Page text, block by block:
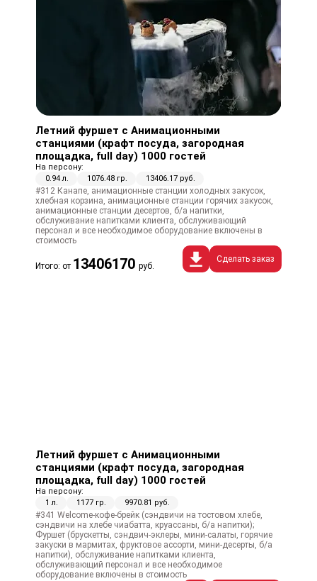
Летний фуршет с Анимационными
станциями (крафт посуда, загородная
площадка, full day) 1000 гостей
На персону:
0.94 л.
1076.48 гр. 13406.17 руб.
#312 Канапе, анимационные станции холодных закусок,
хлебная корзина, анимационные станции горячих закусок,
анимационные станции десертов, б/а напитки,
обслуживание напитками клиента, обслуживающий
персонал и все необходимое оборудование включены в
стоимость
Итого: от 13406170 руб.
Сделать заказ
Летний фуршет с Анимационными
станциями (крафт посуда, загородная
площадка, full day) 1000 гостей
На персону:
1 л.
1177 гр. 9970.81 руб.
#341 Welcome-кофе-брейк (сэндвичи на тостовом хлебе,
сэндвичи на хлебе чиабатта, круассаны, б/а напитки);
Фуршет (брускетты, сэндвич-эклеры, мини-салаты, горячие
закуски в мармитах, фруктовое ассорти, мини-десерты, б/а
напитки), обслуживание напитками клиента,
обслуживающий персонал и все необходимое
оборудование включены в стоимость